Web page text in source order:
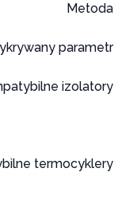
Metoda
parametr
izolatory
termocyklery